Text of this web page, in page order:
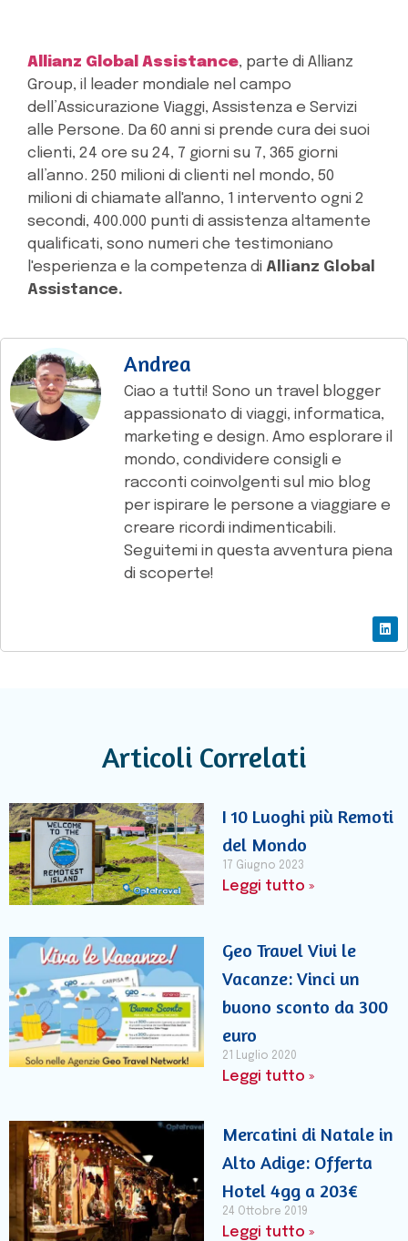
Allianz Global Assistance, parte di Allianz
Group, il leader mondiale nel campo
dell’Assicurazione Viaggi, Assistenza e Servizi
alle Persone. Da 60 anni si prende cura dei suoi
clienti, 24 ore su 24, 7 giorni su 7, 365 giorni
all’anno. 250 milioni di clienti nel mondo, 50
milioni di chiamate all'anno, 1 intervento ogni 2
secondi, 400.000 punti di assistenza altamente
qualificati, sono numeri che testimoniano
l'esperienza e la competenza di Allianz Global
Assistance.
Andrea
Ciao a tutti! Sono un travel blogger
appassionato di viaggi, informatica,
marketing e design. Amo esplorare il
mondo, condividere consigli e
racconti coinvolgenti sul mio blog
per ispirare le persone a viaggiare e
creare ricordi indimenticabili.
Seguitemi in questa avventura piena
di scoperte!
Articoli Correlati
I 10 Luoghi più Remoti
del Mondo
17 Giugno 2023
Leggi tutto »
Geo Travel Vivi le
Vacanze: Vinci un
buono sconto da 300
euro
21 Luglio 2020
Leggi tutto »
Mercatini di Natale in
Alto Adige: Offerta
Hotel 4gg a 203€
24 Ottobre 2019
Leggi tutto »